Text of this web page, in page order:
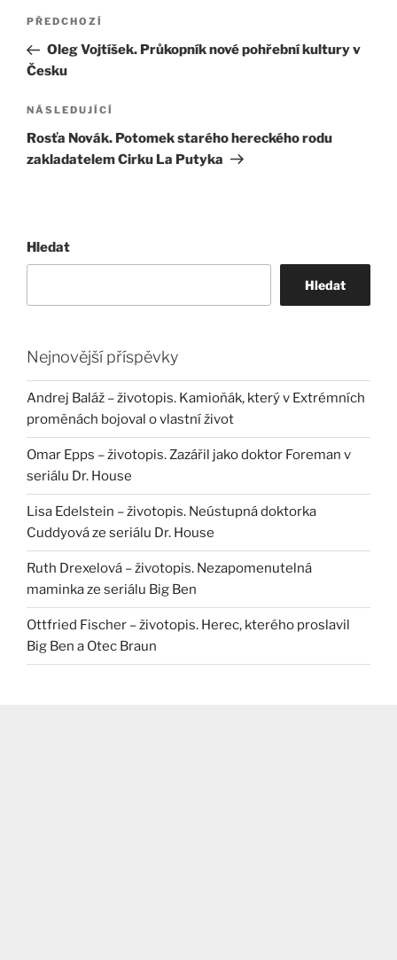
Navigace
příspěvek
Předchozí
příspěvek
PŘEDCHOZÍ
Oleg Vojtíšek. Průkopník nové pohřební kultury v
Česku
Následující
příspěvek
NÁSLEDUJÍCÍ
Rosťa Novák. Potomek starého hereckého rodu
zakladatelem Cirku La Putyka
Hledat
Hledat
Nejnovější příspěvky
Andrej Baláž – životopis. Kamioňák, který v Extrémních
proměnách bojoval o vlastní život
Omar Epps – životopis. Zazářil jako doktor Foreman v
seriálu Dr. House
Lisa Edelstein – životopis. Neústupná doktorka
Cuddyová ze seriálu Dr. House
Ruth Drexelová – životopis. Nezapomenutelná
maminka ze seriálu Big Ben
Ottfried Fischer – životopis. Herec, kterého proslavil
Big Ben a Otec Braun